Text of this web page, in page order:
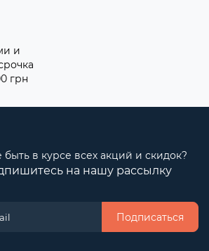
и
грн
быть в курсе всех акций и скидок?
на нашу рассылку
Подписаться